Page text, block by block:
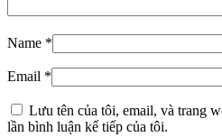
Name *
Email *
Lưu tên của tôi, email, và trang
lần bình luận kế tiếp của tôi.